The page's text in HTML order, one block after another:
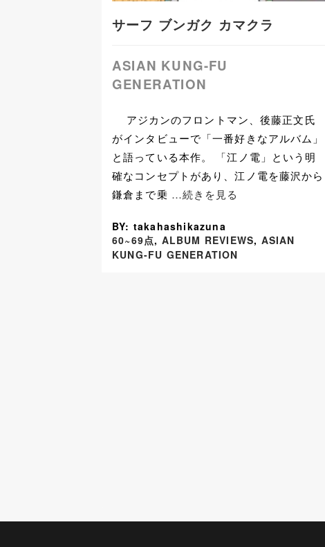
サーフ ブンガク カマクラ
ASIAN KUNG-FU
GENERATION
アジカンのフロントマン、後藤正文氏
がインタビューで「一番好きなアルバム」
と語っている本作。 「江ノ電」という明
確なコンセプトがあり、江ノ電を藤沢から
鎌倉まで乗 …続きを見る
BY: takahashikazuna
60~69点, ALBUM REVIEWS, ASIAN
KUNG-FU GENERATION